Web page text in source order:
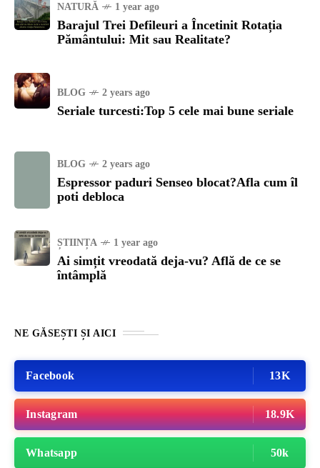
NATURĂ 1 year ago
Barajul Trei Defileuri a Încetinit Rotația
Pământului: Mit sau Realitate?
BLOG 2 years ago
Seriale turcesti:Top 5 cele mai bune seriale
BLOG 2 years ago
Espressor paduri Senseo blocat?Afla cum îl
poti debloca
ȘTIINȚA 1 year ago
Ai simțit vreodată deja-vu? Află de ce se
întâmplă
NE GĂSEȘTI ȘI AICI
Facebook 13K
Instagram 18.9K
Whatsapp 50k